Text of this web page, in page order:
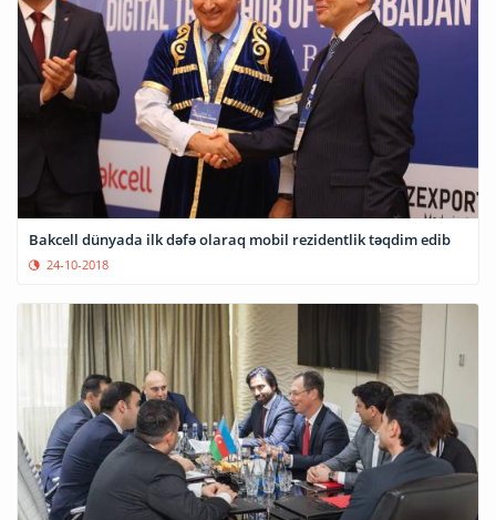
Bakcell dünyada ilk dəfə olaraq mobil rezidentlik təqdim edib
24-10-2018